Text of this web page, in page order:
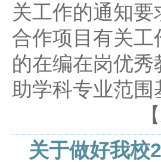
关工作的通知
合作项目有关
的在编在岗优
助学科专业范围
关于做好我校